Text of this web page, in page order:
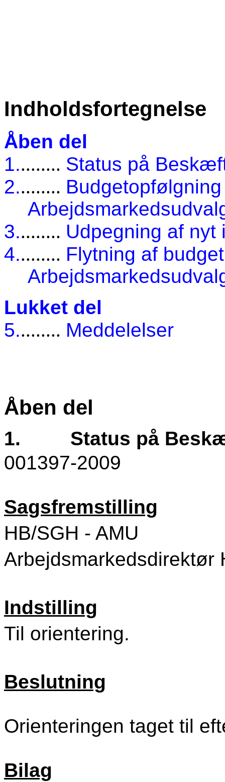
Indholdsfortegnelse
Åben del
1......... Status på
2.........
3......... Udpegning af nyt
4......... Flytning af
Lukket del
5......... Meddelelser
Åben del
1.
Status på
001397-2009
Sagsfremstilling
HB/SGH - AMU
Arbejdsmarkedsdirektør
Indstilling
Til orientering.
Beslutning
Orienteringen taget til
Bilag